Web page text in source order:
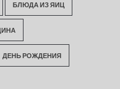
БЛЮДА ИЗ ЯИЦ
ДЕНЬ РОЖДЕНИЯ